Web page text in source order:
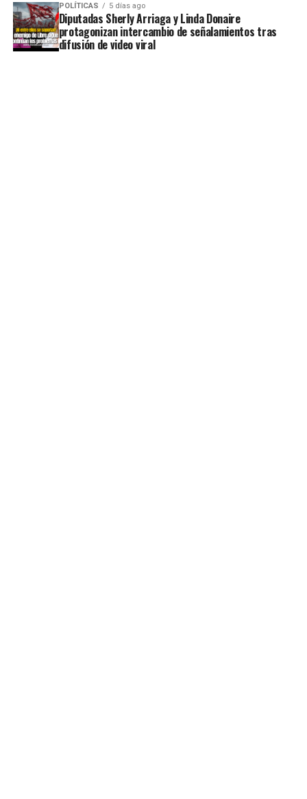
POLÍTICAS 5 días ago
Diputadas Sherly Arriaga y Linda Donaire
protagonizan intercambio de señalamientos tras
difusión de video viral